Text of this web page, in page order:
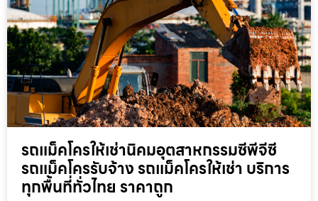
รถแม็คโครให้เช่านิคมอุตสาหกรรมซีพีจีซี
รถแม็คโครรับจ้าง รถแม็คโครให้เช่า บริการ
ทุกพื้นที่ทั่วไทย ราคาถูก